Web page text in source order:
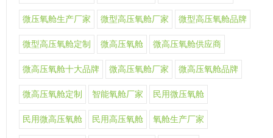
微压氧舱生产厂家 微型高压氧舱厂家 微型高压氧舱品牌
微型高压氧舱定制 微高压氧舱 微高压氧舱供应商
微高压氧舱十大品牌 微高压氧舱厂家 微高压氧舱品牌
微高压氧舱定制 智能氧舱厂家 民用微压氧舱
民用微高压氧舱 民用高压氧舱 氧舱生产厂家